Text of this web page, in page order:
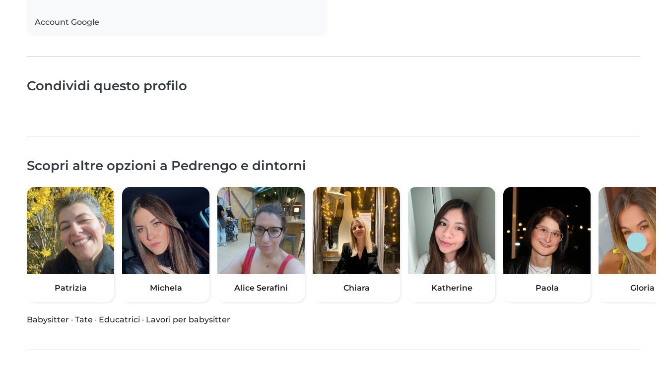
Account Google
Condividi questo profilo
Scopri altre opzioni a Pedrengo e dintorni
Patrizia Michela Alice Serafini Chiara Katherine Paola Gloria
Babysitter · Tate · Educatrici · Lavori per babysitter